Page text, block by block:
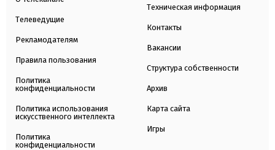
Телеведущие
Рекламодателям
Правила пользования
Политика
конфиденциальности
Политика использования
искусственного интеллекта
Политика
конфиденциальности
Техническая информация
Контакты
Вакансии
Структура собственности
Архив
Карта сайта
Игры